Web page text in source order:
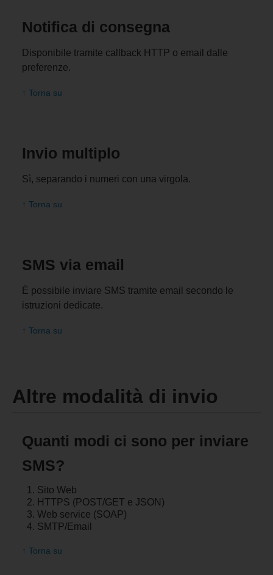
Notifica di consegna
Disponibile tramite callback HTTP o email dalle
preferenze.
↑ Torna su
Invio multiplo
Sì, separando i numeri con una virgola.
↑ Torna su
SMS via email
È possibile inviare SMS tramite email secondo le
istruzioni dedicate.
↑ Torna su
Altre modalità di invio
Quanti modi ci sono per inviare
SMS?
Sito Web
HTTPS (POST/GET e JSON)
Web service (SOAP)
SMTP/Email
↑ Torna su